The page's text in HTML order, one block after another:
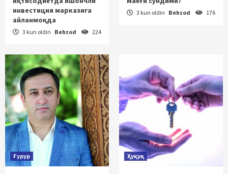
инвестиция марказига
айланмоқда
3 kun oldin Behzod 224
3 kun oldin Behzod 176
Ғурур Ҳуқуқ